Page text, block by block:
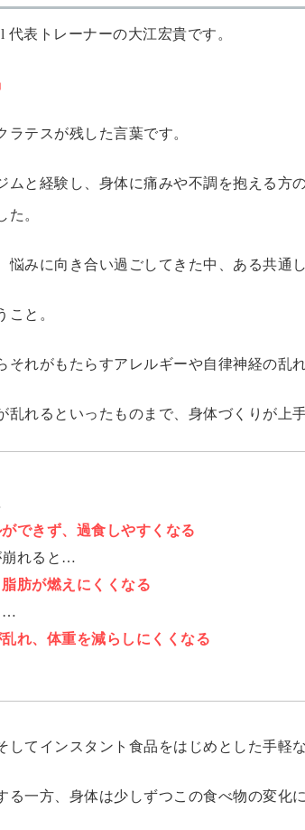
代表トレーナーの大江宏貴です。
テスが残した言葉です。
ムと経験し、身体に痛みや不調を抱える方
た。
悩みに向き合い過ごしてきた中、ある共通
と。
れがもたらすアレルギーや自律神経の乱
乱れるといったものまで、身体づくりが上
できず、過食しやすくなる
崩れると…
肪が燃えにくくなる
…
れ、体重を減らしにくくなる
てインスタント食品をはじめとした手軽
る一方、身体は少しずつこの食べ物の変化